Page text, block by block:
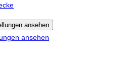
ansehen
ansehen